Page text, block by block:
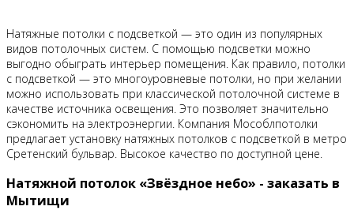
Натяжные потолки с подсветкой — это один из популярных
видов потолочных систем. С помощью подсветки можно
выгодно обыграть интерьер помещения. Как правило, потолки
с подсветкой — это многоуровневые потолки, но при желании
можно использовать при классической потолочной системе в
качестве источника освещения. Это позволяет значительно
сэкономить на электроэнергии. Компания Мособлпотолки
предлагает установку натяжных потолков с подсветкой в метро
Сретенский бульвар. Высокое качество по доступной цене.
Натяжной потолок «Звёздное небо» - заказать в
Мытищи